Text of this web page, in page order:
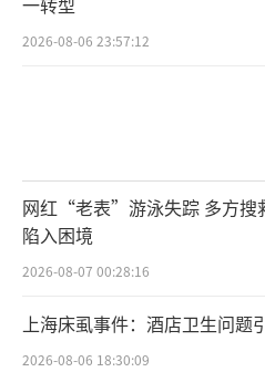
色渠道诱导投资者。
（责
2026-08-06 23:57:12
网红“老表”游泳失踪 多方搜
陷入困境
2026-08-07 00:28:16
上海床虱事件：酒店卫生问题
2026-08-06 18:30:09